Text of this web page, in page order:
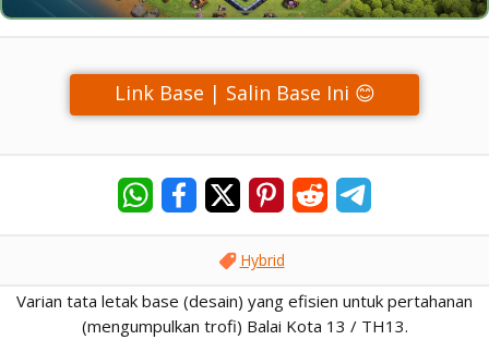
Link Base | Salin Base Ini 😊
Hybrid
Varian tata letak base (desain) yang efisien untuk pertahanan
(mengumpulkan trofi) Balai Kota 13 / TH13.